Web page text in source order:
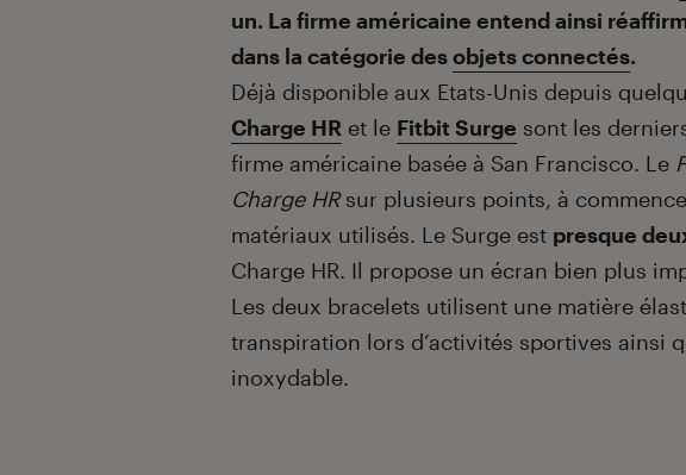
un. La firme américaine entend ainsi
dans la catégorie desobjets connectés.
Déjà disponible aux Etats-Unis depuis
Charge HR et le Fitbit Surge sont les
firme américaine basée à San Francisco. Le
Charge HRsur plusieurs points, à
matériaux utilisés. Le Surge est presque
Charge HR. Il propose un écran bien plus
Les deux bracelets utilisent une matière
transpiration lors d’activités sportives ainsi
inoxydable.